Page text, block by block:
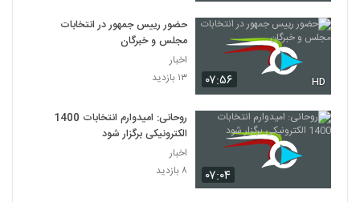
۰۷:۵۶ HD
حضور رییس‌ جمهور در انتخابات
مجلس و خبرگان
اخبار
۱۳ بازدید
۰۷:۰۴
روحانی: امیدوارم انتخابات 1400
الکترونیکی برگزار شود
اخبار
۸ بازدید